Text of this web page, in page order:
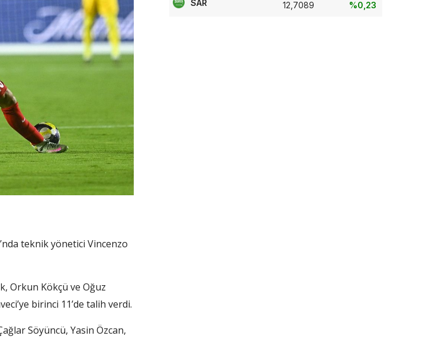
teknik yönetici Vincenzo
Orkun Kökçü ve Oğuz
birinci 11’de talih verdi.
Söyüncü, Yasin Özcan,
SAR 12,7089 %0,23